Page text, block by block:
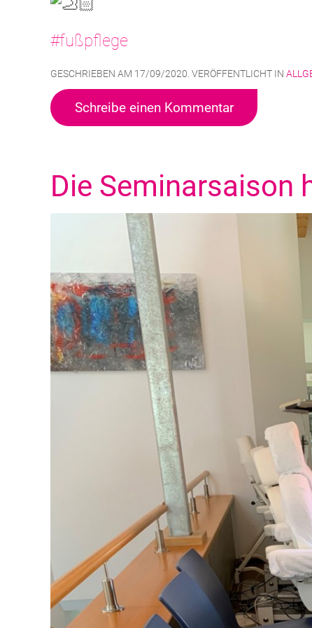
#fußpflege
GESCHRIEBEN AM 17/09/2020 . VERÖFFENTLICHT IN
Schreibe einen Kommentar
Die Seminarsaison